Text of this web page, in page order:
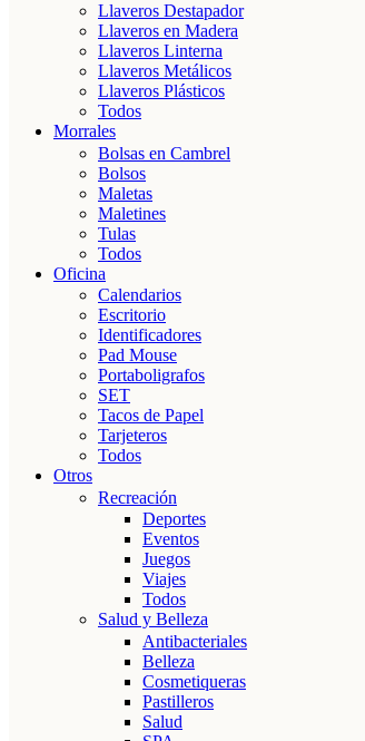
Llaveros Destapador
Llaveros en Madera
Llaveros Linterna
Llaveros Metálicos
Llaveros Plásticos
Todos
Morrales
Bolsas en Cambrel
Bolsos
Maletas
Maletines
Tulas
Todos
Oficina
Calendarios
Escritorio
Identificadores
Pad Mouse
Portaboligrafos
SET
Tacos de Papel
Tarjeteros
Todos
Otros
Recreación
Deportes
Eventos
Juegos
Viajes
Todos
Salud y Belleza
Antibacteriales
Belleza
Cosmetiqueras
Pastilleros
Salud